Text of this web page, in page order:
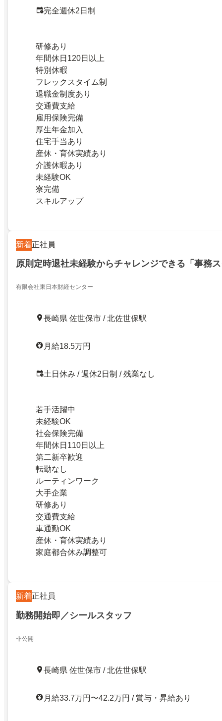
完全週休2日制
研修あり
年間休日120日以上
特別休暇
フレックスタイム制
退職金制度あり
交通費支給
雇用保険完備
厚生年金加入
住宅手当あり
産休・育休実績あり
介護休暇あり
未経験OK
寮完備
スキルアップ
新着正社員
原則定時退社未経験からチャレンジできる「事務
有限会社東日本財経センター
長崎県 佐世保市 / 北佐世保駅
月給18.5万円
土日休み / 週休2日制 / 残業なし
若手活躍中
未経験OK
社会保険完備
年間休日110日以上
第二新卒歓迎
転勤なし
ルーティンワーク
大手企業
研修あり
交通費支給
車通勤OK
産休・育休実績あり
家庭都合休み調整可
新着正社員
勤務開始即／シールスタッフ
非公開
長崎県 佐世保市 / 北佐世保駅
月給33.7万円〜42.2万円 / 賞与・昇給あり